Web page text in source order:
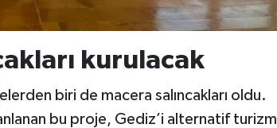
kurulacak
biri de macera salıncakları oldu.
bu proje, Gediz’i alternatif turizm